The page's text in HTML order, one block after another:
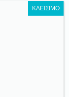
ΚΛΕΙΣΙΜΟ